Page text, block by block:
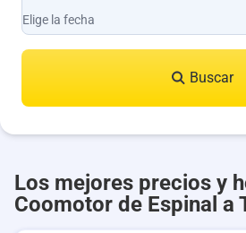
Buscar
Los mejores precios y
Coomotor de Espinal a